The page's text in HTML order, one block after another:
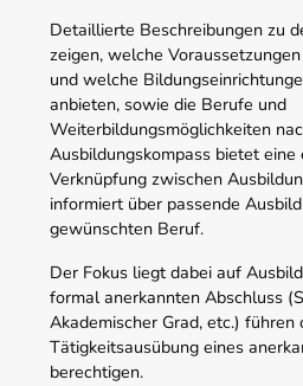
Detaillierte Beschreibungen zu
zeigen, welche
und welche
anbieten, sowie die Berufe und
Weiterbildungsmöglichkeiten
Ausbildungskompass bietet eine
Verknüpfung zwischen
informiert über passende
gewünschten Beruf.
Der Fokus liegt dabei auf
formal anerkannten Abschluss
Akademischer Grad, etc.) führen
Tätigkeitsausübung eines
berechtigen.